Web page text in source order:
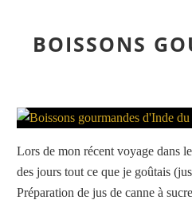
BOISSONS
Lors de mon récent voyage dans
des jours tout ce que je goûtais
Préparation de jus de canne à